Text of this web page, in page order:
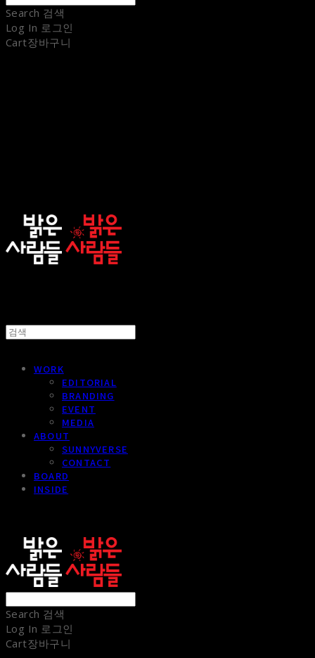
Search 검색
Log In 로그인
Cart장바구니
WORK
EDITORIAL
BRANDING
EVENT
MEDIA
ABOUT
SUNNYVERSE
CONTACT
BOARD
INSIDE
Search 검색
Log In 로그인
Cart장바구니